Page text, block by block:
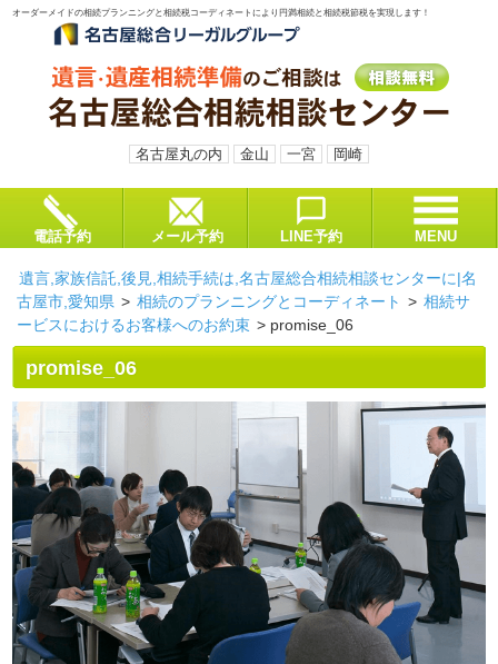
オーダーメイドの相続プランニングと相続税コーディネートにより円満相続と相続税節税を実現します！
名古屋丸の内 金山 一宮 岡崎
電話予約 メール予約 LINE予約 MENU
遺言,家族信託,後見,相続手続は,名古屋総合相続相談センターに|名
古屋市,愛知県 > 相続のプランニングとコーディネート > 相続サ
ービスにおけるお客様へのお約束 > promise_06
promise_06